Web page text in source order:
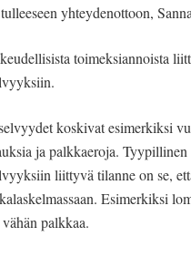
yhteydenottoon,
toimeksiannoista
koskivat esimerkiksi
ja palkkaeroja. Tyypillinen
liittyvä tilanne on se,
Esimerkiksi
palkkaa.